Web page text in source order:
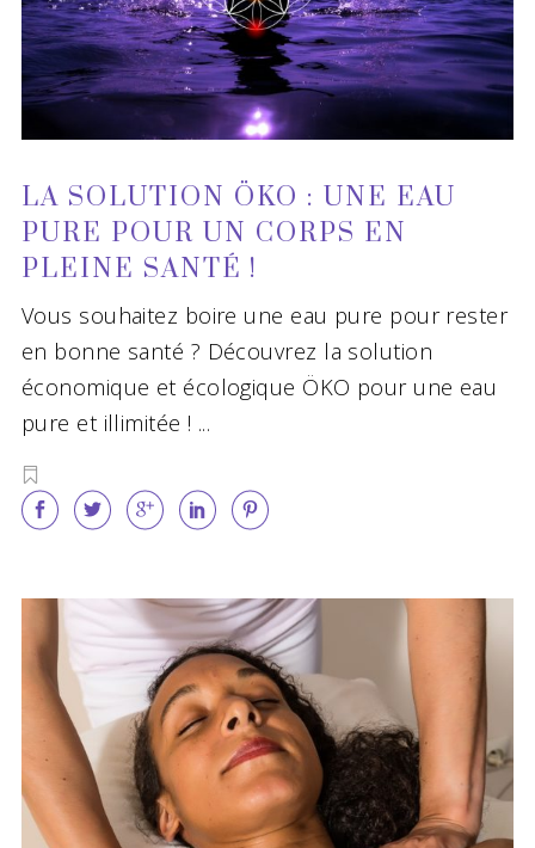
LA SOLUTION ÖKO : UNE EAU
PURE POUR UN CORPS EN
PLEINE SANTÉ !
Vous souhaitez boire une eau pure pour rester
en bonne santé ? Découvrez la solution
économique et écologique ÖKO pour une eau
pure et illimitée !